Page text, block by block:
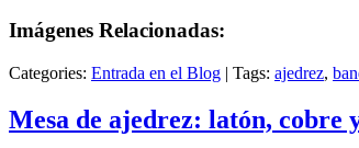
Imágenes Relacionadas:
Categories: Entrada en el Blog | Tags: ajedrez,
Mesa de ajedrez: latón,